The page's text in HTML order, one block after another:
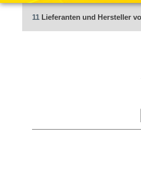
11 Lieferanten und Hersteller